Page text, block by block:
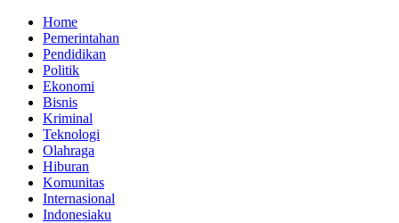
Home
Pemerintahan
Pendidikan
Politik
Ekonomi
Bisnis
Kriminal
Teknologi
Olahraga
Hiburan
Komunitas
Internasional
Indonesiaku